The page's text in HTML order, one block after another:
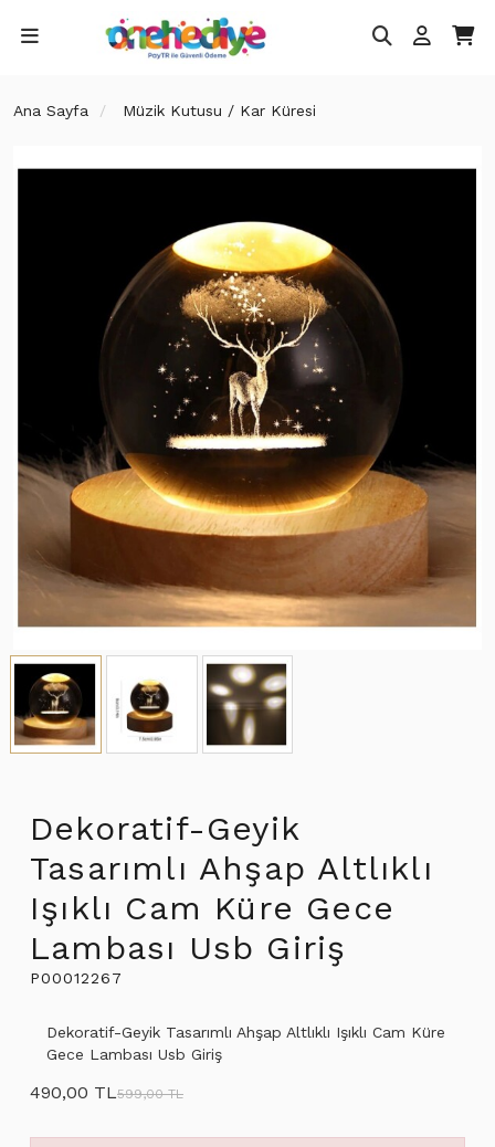
Ana Sayfa Müzik Kutusu / Kar Küresi
Dekoratif-Geyik
Tasarımlı Ahşap Altlıklı
Işıklı Cam Küre Gece
Lambası Usb Giriş
P00012267
Dekoratif-Geyik Tasarımlı Ahşap Altlıklı Işıklı Cam Küre
Gece Lambası Usb Giriş
490,00 TL599,00 TL